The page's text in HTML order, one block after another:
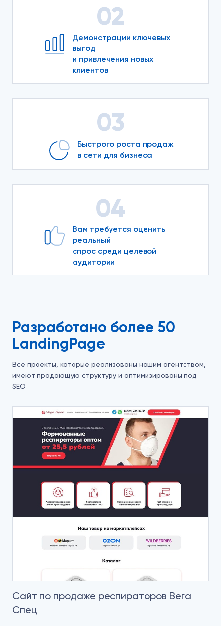
Демонстрации ключевых
выгод
и привлечения новых
клиентов
02
Быстрого роста продаж
в сети для бизнеса
03
Вам требуется оценить
реальный
спрос среди целевой
аудитории
04
Разработано более 50
LandingPage
Все проекты, которые реализованы нашим агентством,
имеют продающую структуру и оптимизированы под
SEO
Сайт по продаже респираторов Вега
Спец